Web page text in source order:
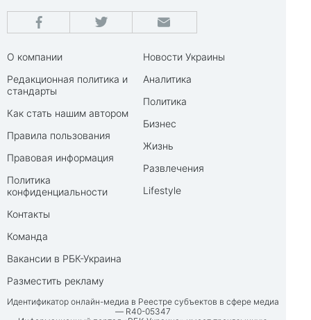
О компании
Редакционная политика и
стандарты
Как стать нашим автором
Правила пользования
Правовая информация
Политика
конфиденциальности
Контакты
Команда
Вакансии в РБК-Украина
Разместить рекламу
Новости Украины
Аналитика
Политика
Бизнес
Жизнь
Развлечения
Lifestyle
Идентификатор онлайн-медиа в Реестре субъектов в сфере медиа
— R40-05347